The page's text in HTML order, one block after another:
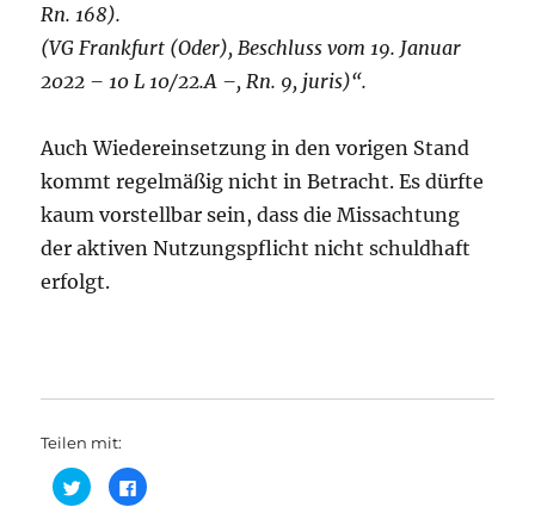
Rn. 168).
(VG Frankfurt (Oder), Beschluss vom 19. Januar
2022 – 10 L 10/22.A –, Rn. 9, juris)“.
Auch Wiedereinsetzung in den vorigen Stand
kommt regelmäßig nicht in Betracht. Es dürfte
kaum vorstellbar sein, dass die Missachtung
der aktiven Nutzungspflicht nicht schuldhaft
erfolgt.
Teilen mit:
K
l
K
l